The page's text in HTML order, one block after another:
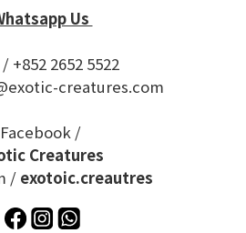
Us
+852 2652 5522
creatures.com
Facebook /
Creatures
/ exotoic.creautres